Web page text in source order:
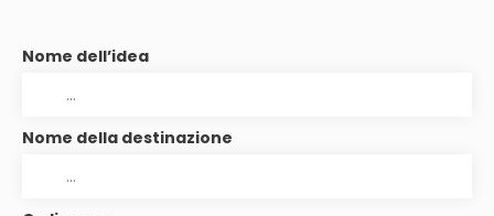
Nome dell’idea
Nome della destinazione